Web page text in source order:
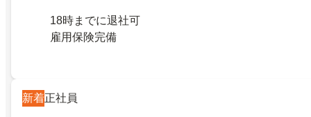
18時までに退社可
雇用保険完備
新着正社員